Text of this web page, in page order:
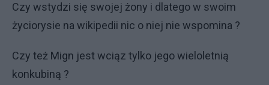
Czy wstydzi się swojej żony i dlatego w swoim
życiorysie na wikipedii nic o niej nie wspomina ?
Czy też Mign jest wciąz tylko jego wieloletnią
konkubiną ?